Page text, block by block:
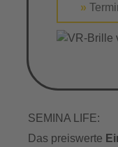
»
SEMINA LIFE:
Das preiswerte